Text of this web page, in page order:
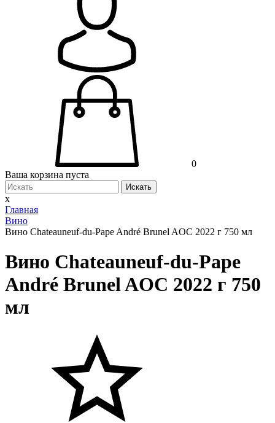
0
Ваша корзина пуста
Искать
x
Главная
Вино
Вино Chateauneuf-du-Pape André Brunel AOC 2022 г 750 мл
Вино Chateauneuf-du-Pape
André Brunel AOC 2022 г 750
мл